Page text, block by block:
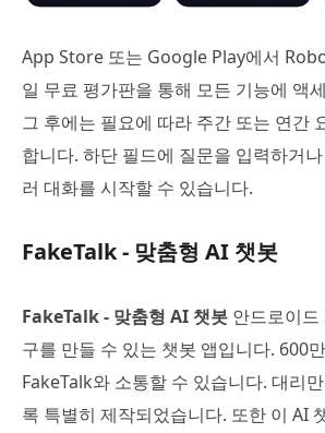
App Store 또는 Google Play에서
일 무료 평가판을 통해 모든 기능에 액
그 후에는 필요에 따라 주간 또는 연간
합니다. 하단 필드에 질문을 입력하거
러 대화를 시작할 수 있습니다.
FakeTalk - 맞춤형 AI 챗봇
FakeTalk - 맞춤형 AI 챗봇 안드로이드
구를 만들 수 있는 챗봇 앱입니다. 600
FakeTalk와 소통할 수 있습니다. 대리
록 특별히 제작되었습니다. 또한 이 AI